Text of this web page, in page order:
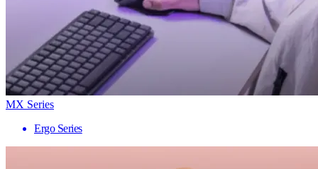
MX Series
Ergo Series